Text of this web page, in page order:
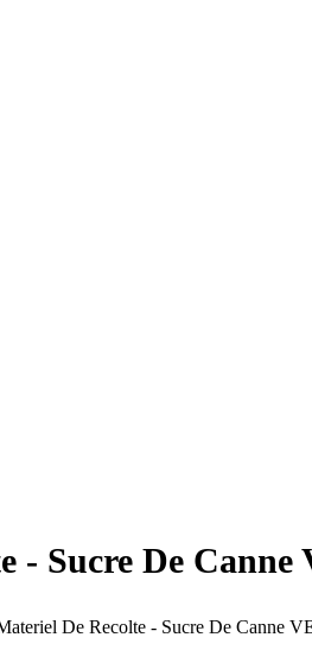
- Sucre De
De Recolte - Sucre De Canne